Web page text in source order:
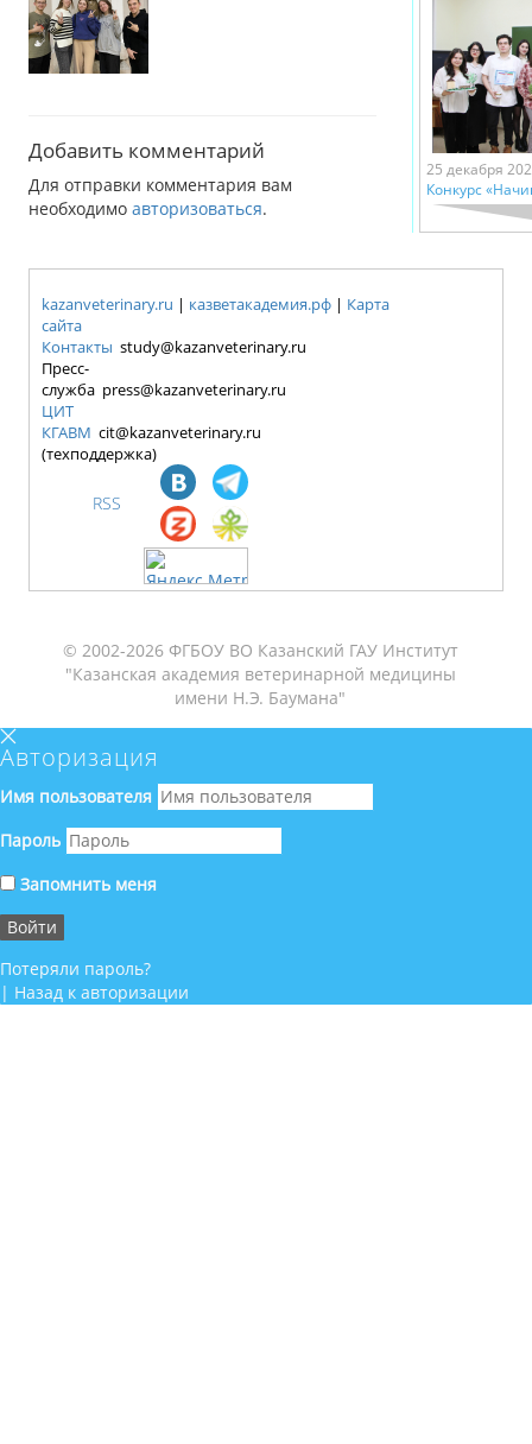
Добавить комментарий
Для отправки комментария вам
необходимо авторизоваться.
25 декабря
Конкурс
kazanveterinary.ru | казветакадемия.рф | Карта
сайта
Контакты study@kazanveterinary.ru
Пресс-
служба press@kazanveterinary.ru
ЦИТ
КГАВМ cit@kazanveterinary.ru
(техподдержка)
RSS
© 2002-2026 ФГБОУ ВО Казанский ГАУ Институт
"Казанская академия ветеринарной медицины
имени Н.Э. Баумана"
Авторизация
Имя пользователя
Пароль
Запомнить меня
Потеряли пароль?
| Назад к авторизации